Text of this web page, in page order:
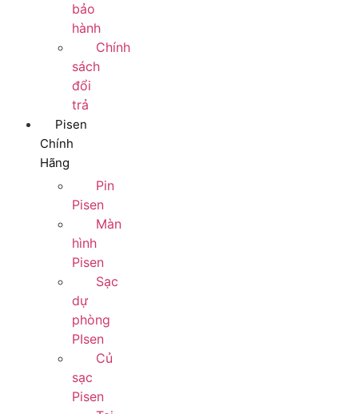
bảo
hành
Chính
sách
đổi
trả
Pisen
Chính
Hãng
Pin
Pisen
Màn
hình
Pisen
Sạc
dự
phòng
PIsen
Củ
sạc
Pisen